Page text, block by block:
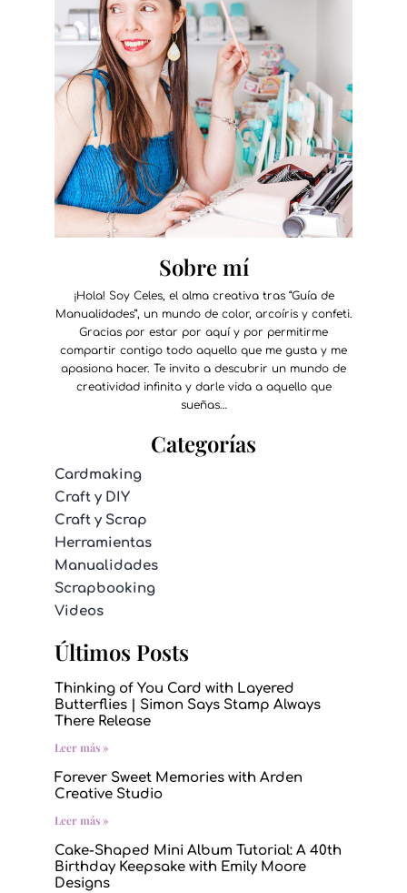
Sobre mí
¡Hola! Soy Celes, el alma creativa tras “Guía de
Manualidades”, un mundo de color, arcoíris y confeti.
Gracias por estar por aquí y por permitirme
compartir contigo todo aquello que me gusta y me
apasiona hacer. Te invito a descubrir un mundo de
creatividad infinita y darle vida a aquello que
sueñas…
Categorías
Cardmaking
Craft y DIY
Craft y Scrap
Herramientas
Manualidades
Scrapbooking
Videos
Últimos Posts
Thinking of You Card with Layered
Butterflies | Simon Says Stamp Always
There Release
Leer más »
Forever Sweet Memories with Arden
Creative Studio
Leer más »
Cake-Shaped Mini Album Tutorial: A 40th
Birthday Keepsake with Emily Moore
Designs